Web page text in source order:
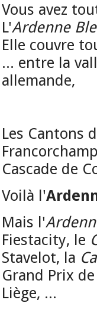
Vous avez
L'Ardenne
Elle couvre
... entre la
allemande,
Les Cantons
Cascade de
Voilà l'
Mais l'
Fiestacity, le
Stavelot, la
Grand Prix
Liège, ...